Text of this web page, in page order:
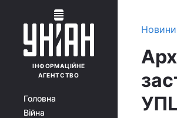
ІНФОРМАЦІЙНЕ
АГЕНТСТВО
Головна
Війна
Новини